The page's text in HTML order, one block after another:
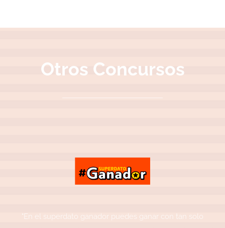
Otros Concursos
"En el superdato ganador puedes ganar con tan solo